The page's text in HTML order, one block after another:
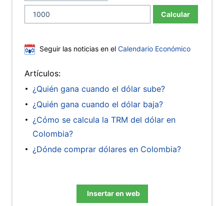
Calcular
Seguir las noticias en el Calendario Económico
Artículos:
¿Quién gana cuando el dólar sube?
¿Quién gana cuando el dólar baja?
¿Cómo se calcula la TRM del dólar en
Colombia?
¿Dónde comprar dólares en Colombia?
Insertar en web